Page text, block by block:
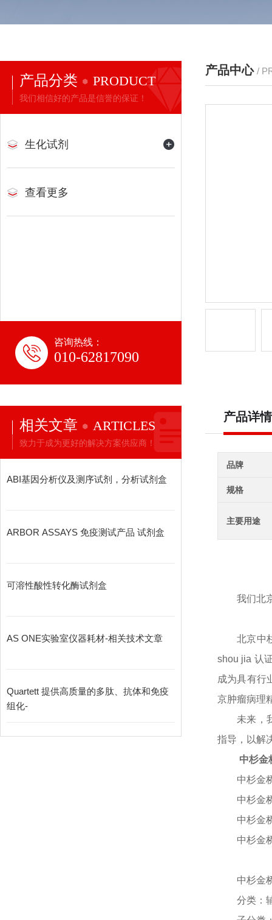
产品分类 PRODUCT
我们相信好的产品是信誉的保证！
生化试剂
查看更多
咨询热线：
010-62817090
相关文章 ARTICLES
致力于成为更好的解决方案供应商！
ABI基因分析仪及测序试剂，分析试剂盒
ARBOR ASSAYS 免疫测试产品 试剂盒
可溶性酸性转化酶试剂盒
AS ONE实验室仪器耗材-相关技术文章
Quartett 提供高质量的多肽、抗体和免疫
组化-
产品中心 /
产品详情
品牌
规格
主要用途
我们北
北京中
shou jia 认
成为具有行
京肿瘤病理
未来，
指导，以解
中杉金
中杉金
中杉金
中杉金
中杉金
中杉金
分类：